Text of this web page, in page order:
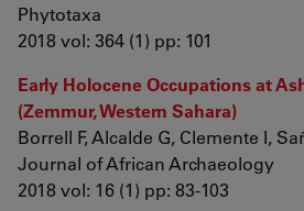
Phytotaxa
2018 vol: 364 (1) pp: 101
Early Holocene Occupations at
(Zemmur, Western Sahara)
Borrell F, Alcalde G, Clemente I,
Journal of African Archaeology
2018 vol: 16 (1) pp: 83-103